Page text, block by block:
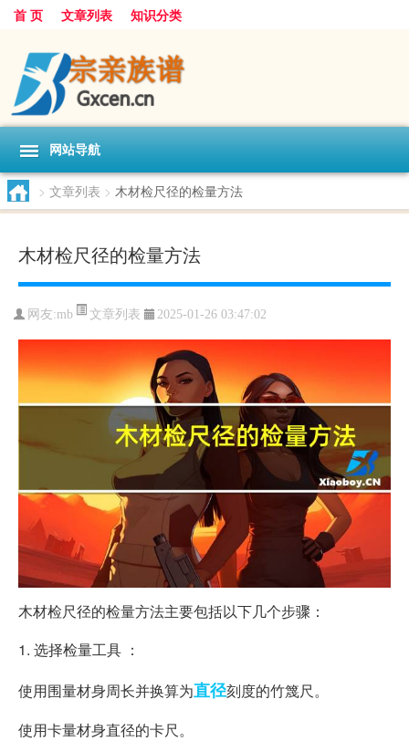
首 页 文章列表 知识分类
网站导航
> 文章列表 > 木材检尺径的检量方法
木材检尺径的检量方法
网友:mb 文章列表 2025-01-26 03:47:02
木材检尺径的检量方法主要包括以下几个步骤：
1. 选择检量工具 ：
使用围量材身周长并换算为直径刻度的竹篾尺。
使用卡量材身直径的卡尺。